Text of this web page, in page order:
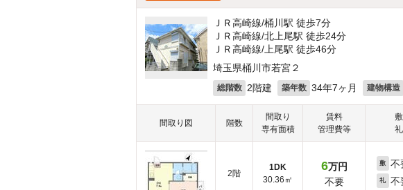
ＪＲ高崎線/桶川駅 徒歩7分
ＪＲ高崎線/北上尾駅 徒歩24分
ＪＲ高崎線/上尾駅 徒歩46分
埼玉県桶川市若宮２
総階数 2階建 築年数 34年7ヶ月 建物構造
間取り図 階数
間取り
専有面積
賃料
管理費等
2階
1DK
30.36㎡
6万円
不要
敷 不
礼 不